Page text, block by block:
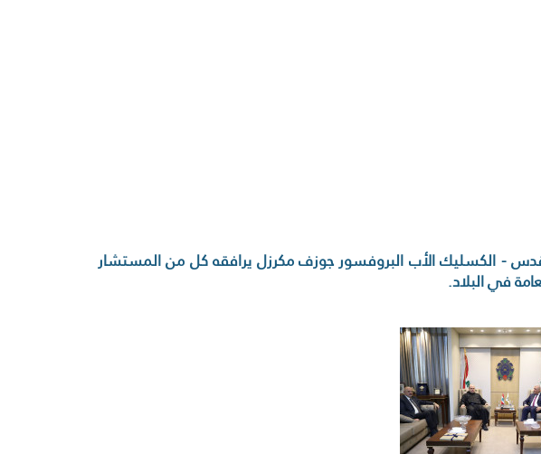
- الكسليك الأب البروفسور جوزف مكرزل يرافقه كل من المستشار
في البلاد.